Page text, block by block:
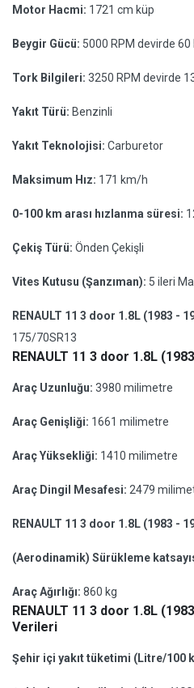
Motor Hacmi: 1721 cm küp
Beygir Gücü: 5000 RPM devirde
Tork Bilgileri: 3250 RPM devirde
Yakıt Türü: Benzinli
Yakıt Teknolojisi: Carburetor
Maksimum Hız: 171 km/h
0-100 km arası hızlanma süresi:
Çekiş Türü: Önden Çekişli
Vites Kutusu (Şanzıman): 5 ileri
RENAULT 11 3 door 1.8L (1983 -
175/70SR13
RENAULT 11 3 door 1.8L
Araç Uzunluğu: 3980 milimetre
Araç Genişliği: 1661 milimetre
Araç Yüksekliği: 1410 milimetre
Araç Dingil Mesafesi: 2479
RENAULT 11 3 door 1.8L (1983 -
(Aerodinamik) Sürükleme
Araç Ağırlığı: 860 kg
RENAULT 11 3 door 1.8L
Verileri
Şehir içi yakıt tüketimi (Litre/100